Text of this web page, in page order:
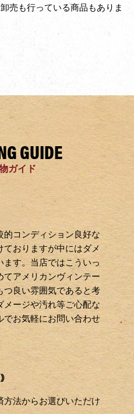
売も行っている商品もありま
GUIDE
ガイド
コンディション良好な
おりますが中にはダメ
す。当店ではこういっ
アメリカンヴィンテー
つ良い雰囲気であると考
メージや汚れ等ご心配な
でお気軽にお問い合わせ
｠
法からお選びいただけ